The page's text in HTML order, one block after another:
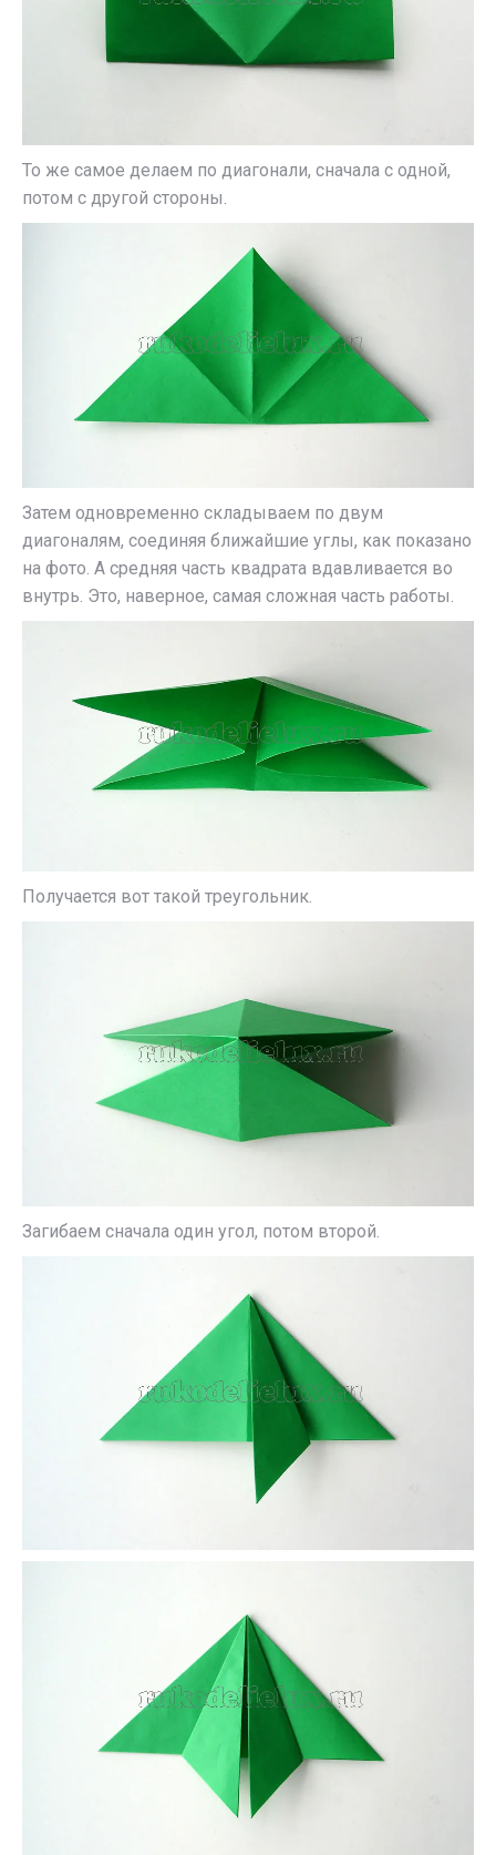
То же самое делаем по диагонали, сначала с одной,
потом с другой стороны.
Затем одновременно складываем по двум
диагоналям, соединяя ближайшие углы, как показано
на фото. А средняя часть квадрата вдавливается во
внутрь. Это, наверное, самая сложная часть работы.
Получается вот такой треугольник.
Загибаем сначала один угол, потом второй.